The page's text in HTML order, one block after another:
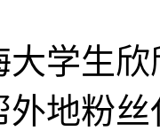
学生
地粉丝